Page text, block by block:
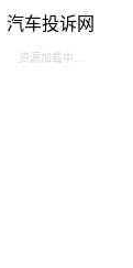
汽车投诉网
资源加载中...